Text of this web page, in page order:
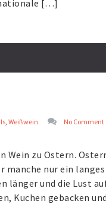
[…]
, Weißwein No Comment
zu Ostern.
nur ein
länger und die Lust
Kuchen gebacken